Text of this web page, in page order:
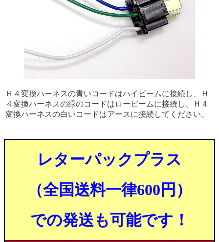
Ｈ４変換ハーネスの青いコードはハイビームに接続し、Ｈ
４変換ハーネスの緑のコードはロービームに接続し、Ｈ４
変換ハーネスの白いコードはアースに接続してください。
レターパックプラス
（全国送料一律600円）
での発送も可能です！